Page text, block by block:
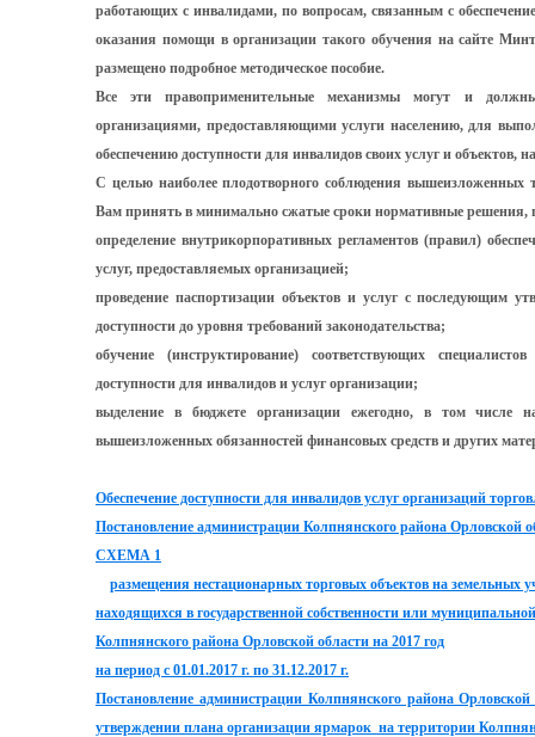
работающих с инвалидами, по вопросам, связанным с
оказания помощи в организации такого обучения на сайте
размещено подробное методическое пособие.
Все эти правоприменительные механизмы могут и должны
организациями, предоставляющими услуги населению, для
обеспечению доступности для инвалидов своих услуг и объектов,
С целью наиболее плодотворного соблюдения вышеизложенных
Вам принять в минимально сжатые сроки нормативные решения,
определение внутрикорпоративных регламентов (правил)
услуг, предоставляемых организацией;
проведение паспортизации объектов и услуг с последующим
доступности до уровня требований законодательства;
обучение (инструктирование) соответствующих
доступности для инвалидов и услуг организации;
выделение в бюджете организации ежегодно, в том числе
вышеизложенных обязанностей финансовых средств и других
Обеспечение доступности для инвалидов услуг организаций
Постановление администрации Колпнянского района Орловской
СХЕМА 1
размещения нестационарных торговых объектов на земельных
находящихся в государственной собственности или
Колпнянского района Орловской области на 2017 год
на период с 01.01.2017 г. по 31.12.2017 г.
Постановление администрации Колпнянского района
утверждении плана организации ярмарок на территории